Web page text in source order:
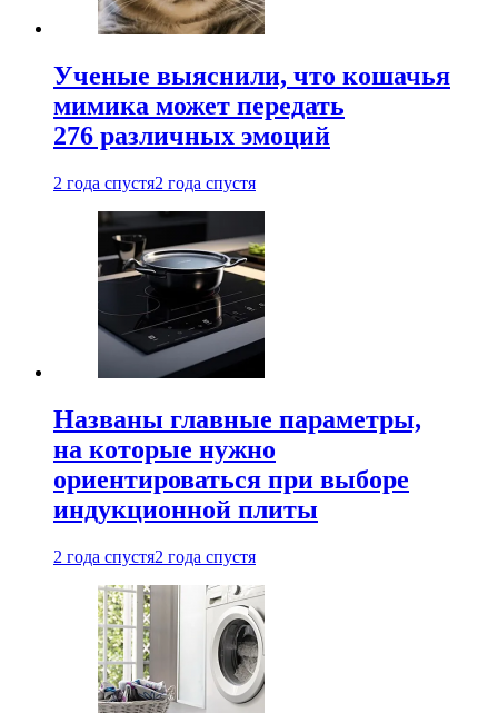
Ученые выяснили, что кошачья
мимика может передать
276 различных эмоций
2 года спустя2 года спустя
Названы главные параметры,
на которые нужно
ориентироваться при выборе
индукционной плиты
2 года спустя2 года спустя